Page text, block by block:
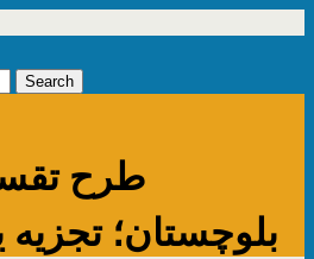
طرح
بلوچستان؛ تجزیه